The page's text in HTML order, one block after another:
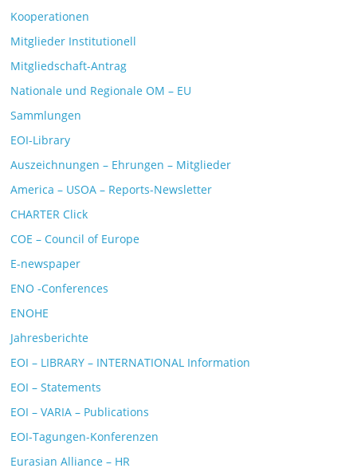
Kooperationen
Mitglieder Institutionell
Mitgliedschaft-Antrag
Nationale und Regionale OM – EU
Sammlungen
EOI-Library
Auszeichnungen – Ehrungen – Mitglieder
America – USOA – Reports-Newsletter
CHARTER Click
COE – Council of Europe
E-newspaper
ENO -Conferences
ENOHE
Jahresberichte
EOI – LIBRARY – INTERNATIONAL Information
EOI – Statements
EOI – VARIA – Publications
EOI-Tagungen-Konferenzen
Eurasian Alliance – HR